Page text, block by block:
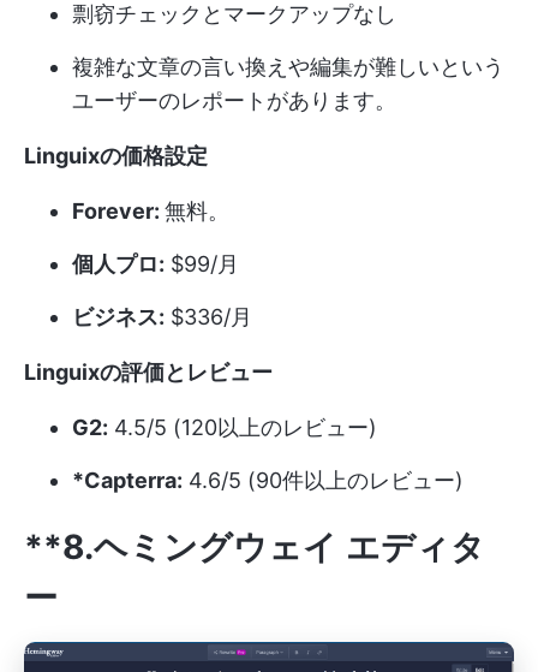
剽窃チェックとマークアップなし
複雑な文章の言い換えや編集が難しいという
ユーザーのレポートがあります。
Linguixの価格設定
Forever: 無料。
個人プロ: $99/月
ビジネス: $336/月
Linguixの評価とレビュー
G2: 4.5/5 (120以上のレビュー)
*Capterra: 4.6/5 (90件以上のレビュー)
**8.ヘミングウェイ エディタ
ー